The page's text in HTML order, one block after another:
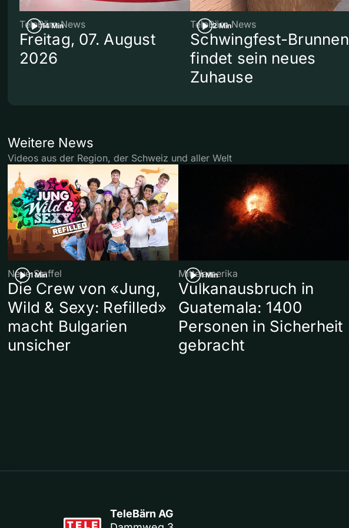
14 Min
TeleBärn News
Freitag, 07. August
2026
2 Min
TeleBärn News
Schwingfest-Brunnen
findet sein neues
Zuhause
Weitere News
Videos aus der Region, der Schweiz und aller Welt
1 Min
Neue Staffel
Die Crew von «Jung,
Wild & Sexy: Refilled»
macht Bulgarien
unsicher
1 Min
Mittelamerika
Vulkanausbruch in
Guatemala: 1400
Personen in Sicherheit
gebracht
TeleBärn AG